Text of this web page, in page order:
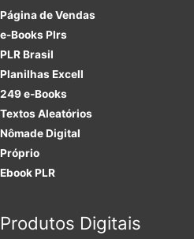
Página de Vendas
e-Books Plrs
PLR Brasil
Planilhas Excell
249 e-Books
Textos Aleatórios
Nômade Digital
Próprio
Ebook PLR
Produtos Digitais